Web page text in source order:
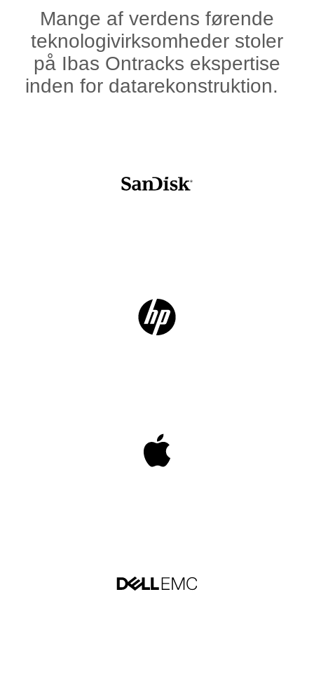
Mange af verdens førende
teknologivirksomheder stoler
på Ibas Ontracks ekspertise
inden for datarekonstruktion.